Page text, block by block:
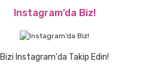
Instagram’da Biz!
Bizi Instagram'da Takip Edin!